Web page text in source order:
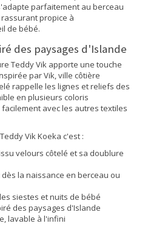
parfaitement au berceau
propice à
de bébé.
des paysages d'Islande
Teddy Vik apporte une touche
par Vik, ville côtière
rappelle les lignes et reliefs des
en plusieurs coloris
avec les autres textiles
Vik Koeka c'est :
velours côtelé et sa doublure
la naissance en berceau ou
siestes et nuits de bébé
des paysages d'Islande
lavable à l'infini